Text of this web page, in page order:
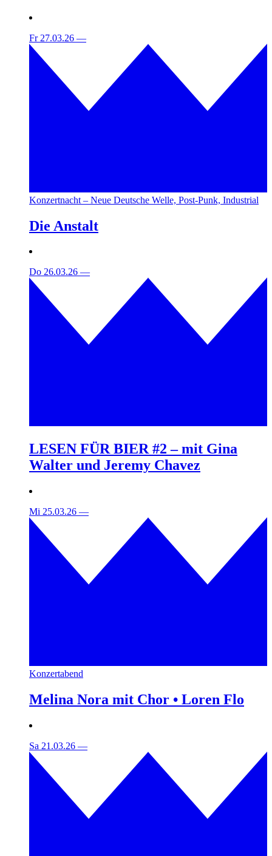
Fr 27.03.26 —
Konzertnacht – Neue Deutsche Welle, Post-Punk, Industrial
Die Anstalt
Do 26.03.26 —
LESEN FÜR BIER #2 – mit Gina
Walter und Jeremy Chavez
Mi 25.03.26 —
Konzertabend
Melina Nora mit Chor • Loren Flo
Sa 21.03.26 —